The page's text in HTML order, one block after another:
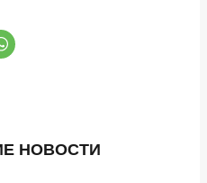
НОВОСТИ